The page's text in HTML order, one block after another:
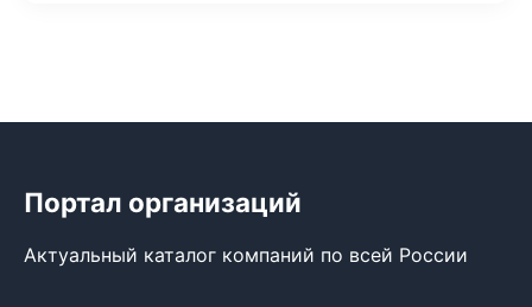
Портал организаций
Актуальный каталог компаний по всей России